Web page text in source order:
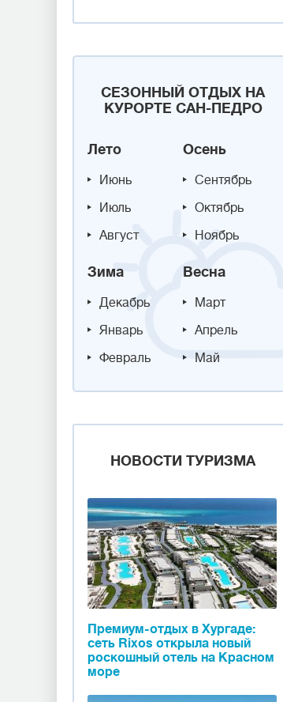
СЕЗОННЫЙ ОТДЫХ НА
КУРОРТЕ САН-ПЕДРО
Лето
Июнь
Июль
Август
Осень
Сентябрь
Октябрь
Ноябрь
Зима
Декабрь
Январь
Февраль
Весна
Март
Апрель
Май
НОВОСТИ ТУРИЗМА
Премиум-отдых в Хургаде:
сеть Rixos открыла новый
роскошный отель на Красном
море